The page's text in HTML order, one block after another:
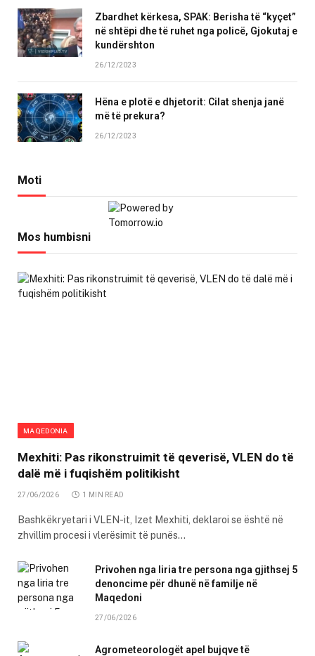
Zbardhet kërkesa, SPAK: Berisha të “kyçet”
në shtëpi dhe të ruhet nga policë, Gjokutaj e
kundërshton
26/12/2023
Hëna e plotë e dhjetorit: Cilat shenja janë
më të prekura?
26/12/2023
Moti
Mos humbisni
MAQEDONIA
Mexhiti: Pas rikonstruimit të qeverisë, VLEN do të
dalë më i fuqishëm politikisht
27/06/2026 1 MIN READ
Bashkëkryetari i VLEN-it, Izet Mexhiti, deklaroi se është në
zhvillim procesi i vlerësimit të punës…
Privohen nga liria tre persona nga gjithsej 5
denoncime për dhunë në familje në
Maqedoni
27/06/2026
Agrometeorologët apel bujqve të